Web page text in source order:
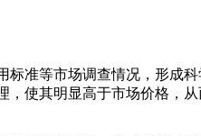
标准等市场调查情况，形成
，使其明显高于市场价格，